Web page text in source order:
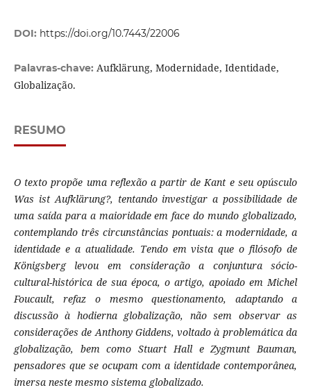
DOI: https://doi.org/10.7443/22006
Palavras-chave: Aufklärung, Modernidade, Identidade,
Globalização.
RESUMO
O texto propõe uma reflexão a partir de Kant e seu opúsculo
Was ist Aufklärung?, tentando investigar a possibilidade de
uma saída para a maioridade em face do mundo globalizado,
contemplando três circunstâncias pontuais: a modernidade, a
identidade e a atualidade. Tendo em vista que o filósofo de
Königsberg levou em consideração a conjuntura sócio-
cultural-histórica de sua época, o artigo, apoiado em Michel
Foucault, refaz o mesmo questionamento, adaptando a
discussão à hodierna globalização, não sem observar as
considerações de Anthony Giddens, voltado à problemática da
globalização, bem como Stuart Hall e Zygmunt Bauman,
pensadores que se ocupam com a identidade contemporânea,
imersa neste mesmo sistema globalizado.